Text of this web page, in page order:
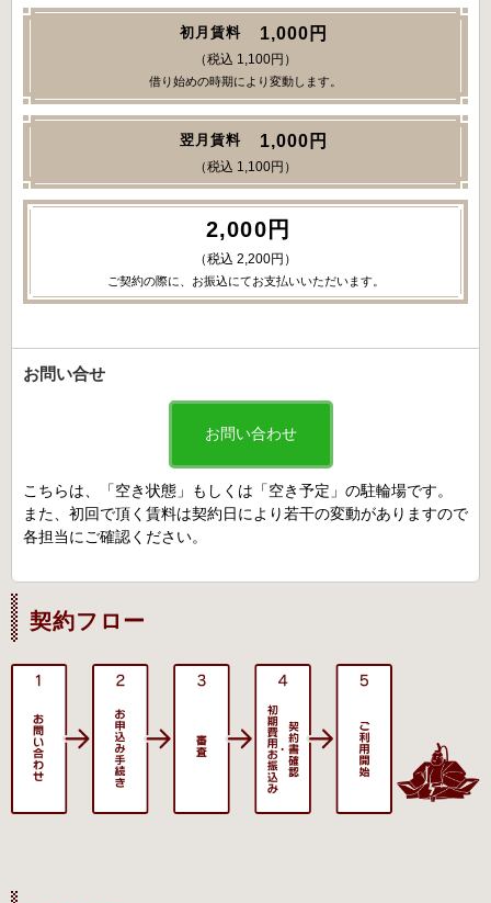
初月賃料 1,000円
（税込 1,100円）
借り始めの時期により変動します。
翌月賃料 1,000円
（税込 1,100円）
2,000円
（税込 2,200円）
ご契約の際に、お振込にてお支払いいただいます。
お問い合せ
お問い合わせ
こちらは、「空き状態」もしくは「空き予定」の駐輪場です。
また、初回で頂く賃料は契約日により若干の変動がありますので
各担当にご確認ください。
契約フロー